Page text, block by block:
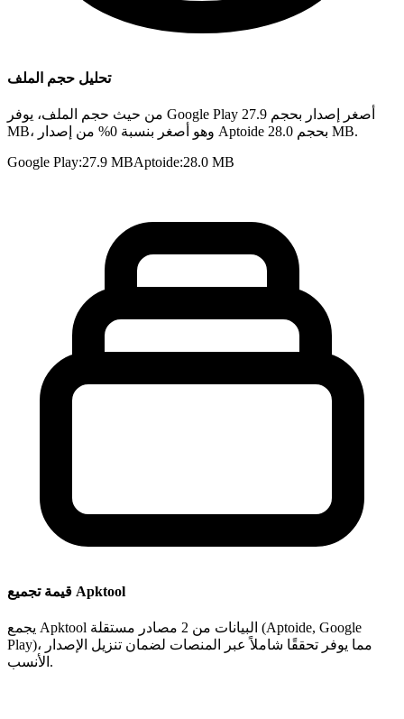
تحليل حجم الملف
من حيث حجم الملف، يوفر Google Play أصغر إصدار بحجم 27.9
MB، وهو أصغر بنسبة 0% من إصدار Aptoide بحجم 28.0 MB.
Google Play:27.9 MBAptoide:28.0 MB
قيمة تجميع Apktool
يجمع Apktool البيانات من 2 مصادر مستقلة (Aptoide, Google
Play)، مما يوفر تحققًا شاملاً عبر المنصات لضمان تنزيل الإصدار
الأنسب.